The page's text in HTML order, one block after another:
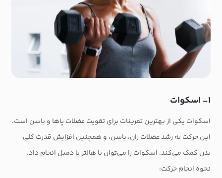
۱- اسکوات
اسکوات یکی از بهترین تمرینات برای تقویت عضلات پاها و باسن است.
این حرکت به رشد عضلات ران، باسن، و همچنین افزایش قدرت کلی
بدن کمک می‌کند. اسکوات را می‌توان با هالتر یا دمبل انجام داد.
نحوه انجام حرکت: